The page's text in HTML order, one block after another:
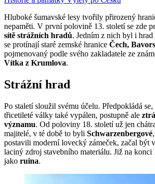
Hluboké šumavské lesy tvořily přirozený
nepaměti. V první polovině 13. století se zde
sítě strážních hradů. Jedním z nich byl i
se protínají staré zemské hranice Čech,
pojmenovaný podle svého zakladatele ze
Vítka z Krumlova.
Strážní hrad
Po staletí sloužil svému účelu. Předpokládá
třicetileté války také vypálen, postupně ale
významu. Od poloviny 18. století už jen
majitelé, v té době to byli Schwarzenbergové
postavili moderní lovecký zámeček, začal být
laciný zdroj stavebního materiálu. Již na konci
jako ruina.